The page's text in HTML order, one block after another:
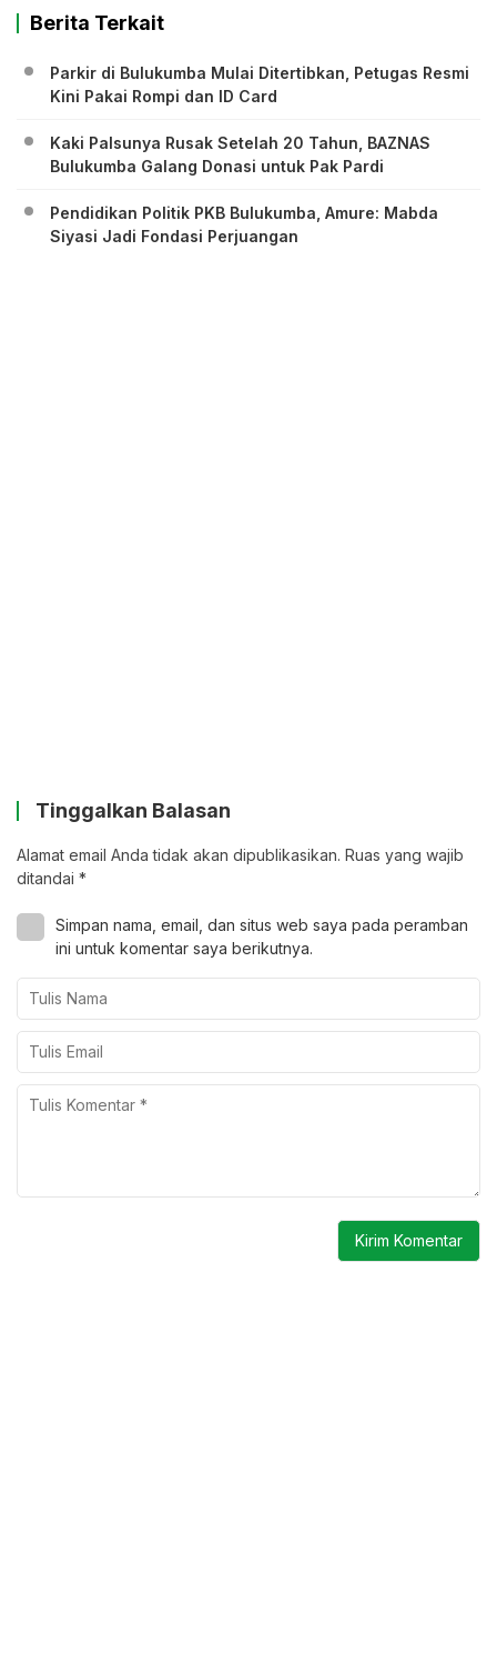
Berita Terkait
Parkir di Bulukumba Mulai Ditertibkan, Petugas Resmi
Kini Pakai Rompi dan ID Card
Kaki Palsunya Rusak Setelah 20 Tahun, BAZNAS
Bulukumba Galang Donasi untuk Pak Pardi
Pendidikan Politik PKB Bulukumba, Amure: Mabda
Siyasi Jadi Fondasi Perjuangan
Tinggalkan Balasan
Alamat email Anda tidak akan dipublikasikan. Ruas yang wajib
ditandai *
Simpan nama, email, dan situs web saya pada peramban
ini untuk komentar saya berikutnya.